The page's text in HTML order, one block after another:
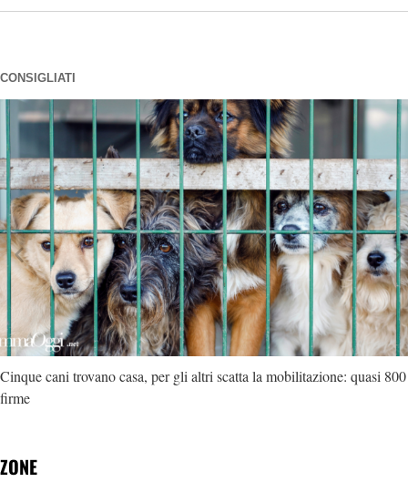
CONSIGLIATI
Cinque cani trovano casa, per gli altri scatta la mobilitazione: quasi 800
firme
ZONE